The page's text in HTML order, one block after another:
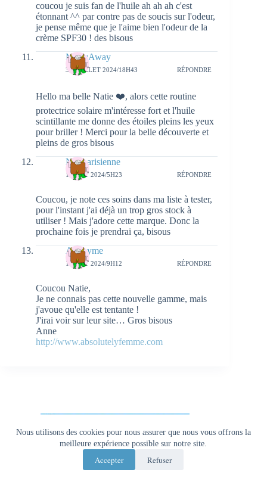
Nous utilisons des cookies pour nous assurer que nous vous offrons la
meilleure expérience possible sur notre site.
Accepter Refuser
coucou je suis fan de l'huile ah ah ah c'est
étonnant ^^ par contre pas de soucis sur l'odeur,
je pense même que je l'aime bien l'odeur de la
crème SPF30 ! des bisous
MilkyAway
31 JUILLET 2024/18H43 RÉPONDRE
Hello ma belle Natie ❤️, alors cette routine
protectrice solaire m'intéresse fort et l'huile
scintillante me donne des étoiles pleins les yeux
pour briller ! Merci pour la belle découverte et
pleins de gros bisous
Not parisienne
1 AOÛT 2024/5H23 RÉPONDRE
Coucou, je note ces soins dans ma liste à tester,
pour l'instant j'ai déjà un trop gros stock à
utiliser ! Mais j'adore cette marque. Donc la
prochaine fois je prendrai ça, bisous
Anonyme
1 AOÛT 2024/9H12 RÉPONDRE
Coucou Natie,
Je ne connais pas cette nouvelle gamme, mais
j'avoue qu'elle est tentante !
J'irai voir sur leur site… Gros bisous
Anne
http://www.absolutelyfemme.com